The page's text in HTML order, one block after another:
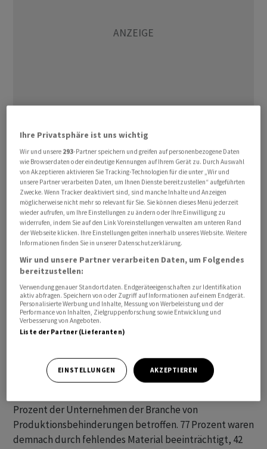
Der Ausblick falle sehr gemischt aus. Einerseits sei die
Zahl der Neuaufträge rückläufig, andererseits sei der
Auftragsbestand noch auf hohem Niveau. "Für 2023
gehen wir von einer Seitwärtsbewegung aus", so
Kroemer. Die Lieferketten und die Energiepreise hätten
sich "etwas" stabilisiert.
Die Metall- und Elektroindustrie steigerte die
Produktion 2022 um 1,8 Prozent im Vergleich zum
Vorjahr, wie der Verband unter Bezug auf das
Statistische Bundesamt mitteilte. Damit liege die
Produktion im Jahresdurchschnitt noch 9 Prozent unter
dem Niveau von 2018. "Die Erholung reichte erneut
nicht aus, um die Rückgänge in den Jahren 2019 und
auszugleichen", teilte Gesamtmetall mit.
Prozent der Unternehmen der Branche von
Produktionsbehinderungen betroffen. 77 Prozent waren
demnach durch fehlendes Material beeinträchtigt, 42
Ihre Privatsphäre ist uns wichtig
Wir und unsere 293-Partner speichern und greifen auf personenbezogene Daten
wie Browserdaten oder eindeutige Kennungen auf Ihrem Gerät zu. Durch Auswahl
von Akzeptieren aktivieren Sie Tracking-Technologien für die unter „Wir und
unsere Partner verarbeiten Daten, um Ihnen Dienste bereitzustellen“ aufgeführten
Zwecke. Wenn Tracker deaktiviert sind, sind manche Inhalte und Anzeigen
möglicherweise nicht mehr so relevant für Sie. Sie können dieses Menü jederzeit
wieder aufrufen, um Ihre Einstellungen zu ändern oder Ihre Einwilligung zu
widerrufen, indem Sie auf den Link Voreinstellungen verwalten am unteren Rand
der Webseite klicken. Ihre Einstellungen gelten innerhalb unseres Website. Weitere
Informationen finden Sie in unserer Datenschutzerklärung.
Wir und unsere Partner verarbeiten Daten, um Folgendes
bereitzustellen:
Verwendung genauer Standortdaten. Endgeräteeigenschaften zur Identifikation
aktiv abfragen. Speichern von oder Zugriff auf Informationen auf einem Endgerät.
Personalisierte Werbung und Inhalte, Messung von Werbeleistung und der
Performance von Inhalten, Zielgruppenforschung sowie Entwicklung und
Verbesserung von Angeboten.
Liste der Partner (Lieferanten)
EINSTELLUNGEN AKZEPTIEREN